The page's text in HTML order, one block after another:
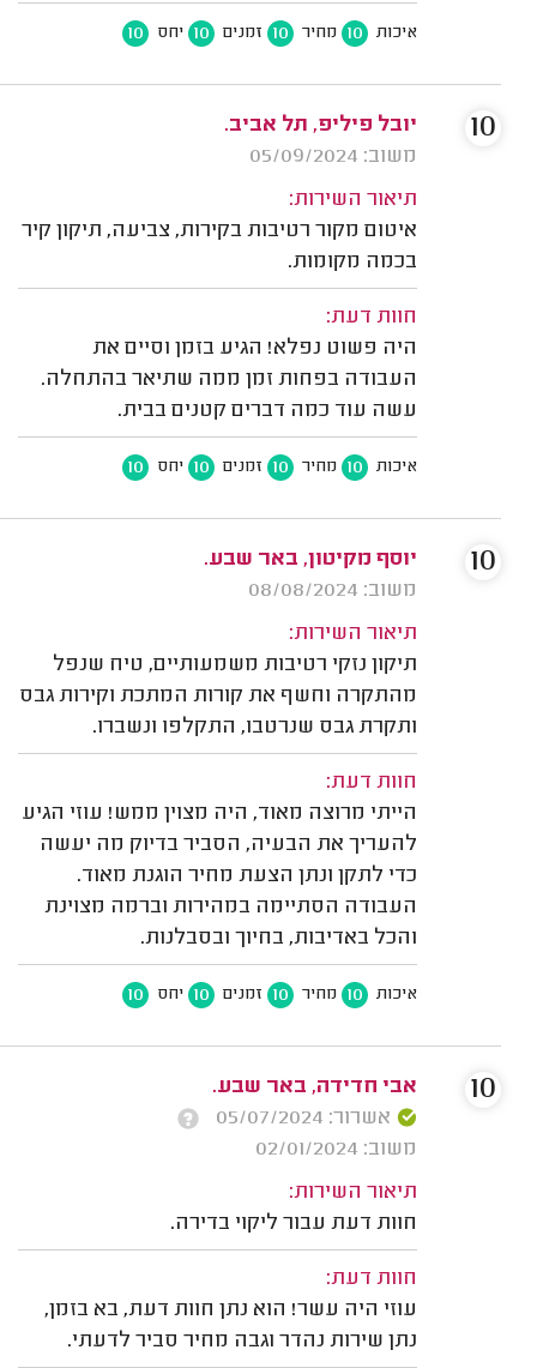
איכות 10 מחיר 10 זמנים 10 יחס 10
יובל פיליפ, תל אביב.
משוב: 05/09/2024
תיאור השירות:
איטום מקור רטיבות בקירות, צביעה, תיקון קיר
בכמה מקומות.
חוות דעת:
היה פשוט נפלא! הגיע בזמן וסיים את
העבודה בפחות זמן ממה שתיאר בהתחלה.
עשה עוד כמה דברים קטנים בבית.
איכות 10 מחיר 10 זמנים 10 יחס 10
10
יוסף מקיטון, באר שבע.
משוב: 08/08/2024
תיאור השירות:
תיקון נזקי רטיבות משמעותיים, טיח שנפל
מהתקרה וחשף את קורות המתכת וקירות גבס
ותקרת גבס שנרטבו, התקלפו ונשברו.
חוות דעת:
הייתי מרוצה מאוד, היה מצוין ממש! עוזי הגיע
להעריך את הבעיה, הסביר בדיוק מה יעשה
כדי לתקן ונתן הצעת מחיר הוגנת מאוד.
העבודה הסתיימה במהירות וברמה מצוינת
והכל באדיבות, בחיוך ובסבלנות.
איכות 10 מחיר 10 זמנים 10 יחס 10
10
אבי חדידה, באר שבע.
אשרור: 05/07/2024
משוב: 02/01/2024
תיאור השירות:
חוות דעת עבור ליקוי בדירה.
חוות דעת:
עוזי היה עשר! הוא נתן חוות דעת, בא בזמן,
נתן שירות נהדר וגבה מחיר סביר לדעתי.
10